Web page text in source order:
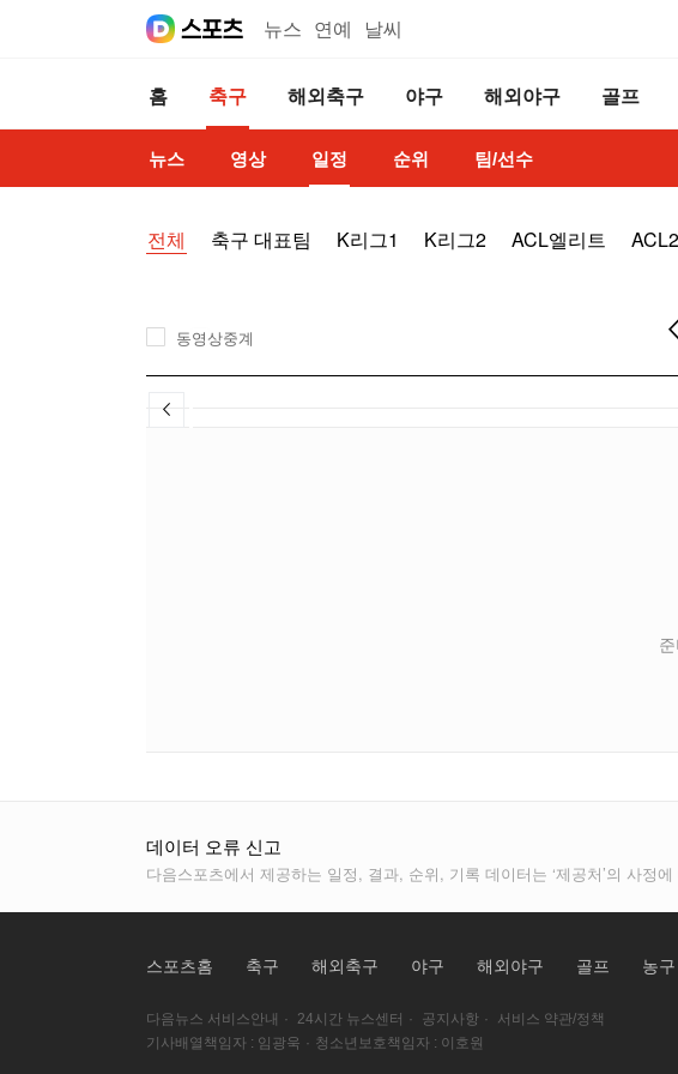
뉴스 연예 날씨
홈 축구 해외축구 야구 해외야구 골프
뉴스 영상 일정 순위 팀/선수
전체 축구 대표팀 K리그1 K리그2 ACL엘리트 ACL2
동영상중계
데이터 오류 신고
다음스포츠에서 제공하는 일정, 결과, 순위, 기록 데이터는 ‘제공처’의 사
스포츠홈 축구 해외축구 야구 해외야구 골프 농구
다음뉴스 서비스안내 · 24시간 뉴스센터 · 공지사항 ·
서비스 약관/정책
기사배열책임자 : 임광욱 · 청소년보호책임자 : 이호원